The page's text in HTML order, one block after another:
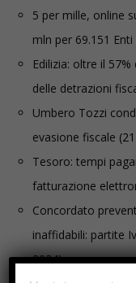
5 per mille, online
mln per 69.151 Enti
Edilizia: oltre il
delle detrazioni
Umbero Tozzi
evasione fiscale
Tesoro: tempi
fatturazione
Concordato
inaffidabili: partite
2024)